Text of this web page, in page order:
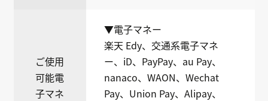
ご使用
可能電
子マネ
▼電子マネー
楽天 Edy、交通系電子マネ
ー、iD、PayPay、au Pay、
nanaco、WAON、Wechat
Pay、Union Pay、Alipay、